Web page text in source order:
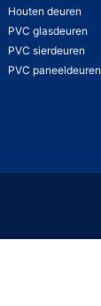
Houten deuren
PVC glasdeuren
PVC sierdeuren
PVC paneeldeuren